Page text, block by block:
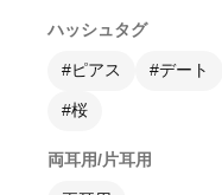
ハッシュタグ
#ピアス #デート
#桜
両耳用/片耳用